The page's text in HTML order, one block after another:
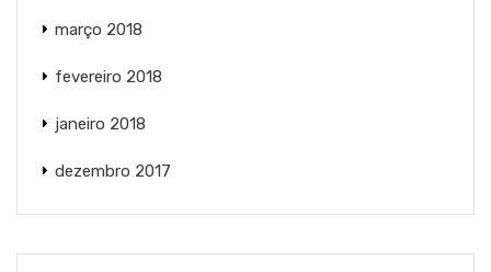
março 2018
fevereiro 2018
janeiro 2018
dezembro 2017